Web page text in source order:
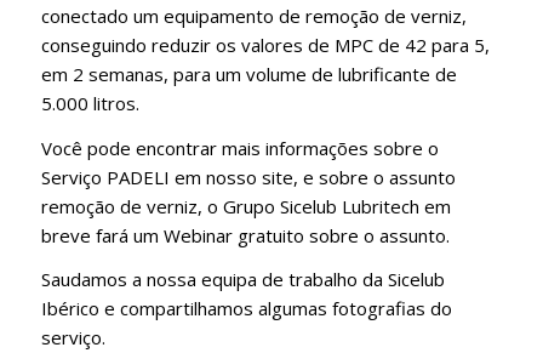
conectado um equipamento de remoção de verniz,
conseguindo reduzir os valores de MPC de 42 para 5,
em 2 semanas, para um volume de lubrificante de
5.000 litros.
Você pode encontrar mais informações sobre o
Serviço PADELI em nosso site, e sobre o assunto
remoção de verniz, o Grupo Sicelub Lubritech em
breve fará um Webinar gratuito sobre o assunto.
Saudamos a nossa equipa de trabalho da Sicelub
Ibérico e compartilhamos algumas fotografias do
serviço.